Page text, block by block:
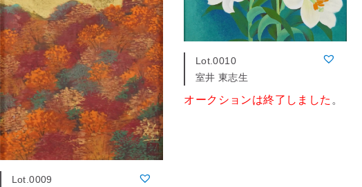
Lot.0009
Lot.0010
室井 東志生
オークションは終了しました 。